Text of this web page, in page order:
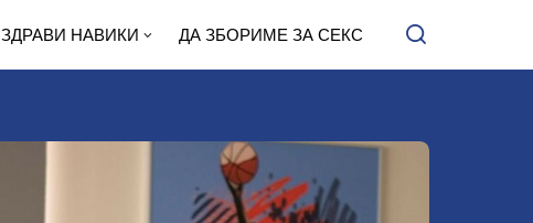
ЗДРАВИ НАВИКИ ДА ЗБОРИМЕ ЗА СЕКС